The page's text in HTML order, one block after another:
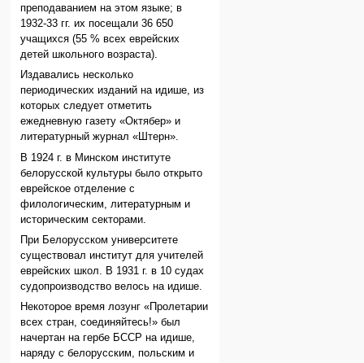
преподаванием на этом языке; в
1932-33 гг. их посещали 36 650
учащихся (55 % всех еврейских
детей школьного возраста).
Издавались несколько
периодических изданий на идише, из
которых следует отметить
ежедневную газету «Октябер» и
литературный журнал «Штерн».
В 1924 г. в Минском институте
белорусской культуры было открыто
еврейское отделение с
филологическим, литературным и
историческим секторами.
При Белорусском университете
существовал институт для учителей
еврейских школ. В 1931 г. в 10 судах
судопроизводство велось на идише.
Некоторое время лозунг «Пролетарии
всех стран, соединяйтесь!» был
начертан на гербе БССР на идише,
наряду с белорусским, польским и